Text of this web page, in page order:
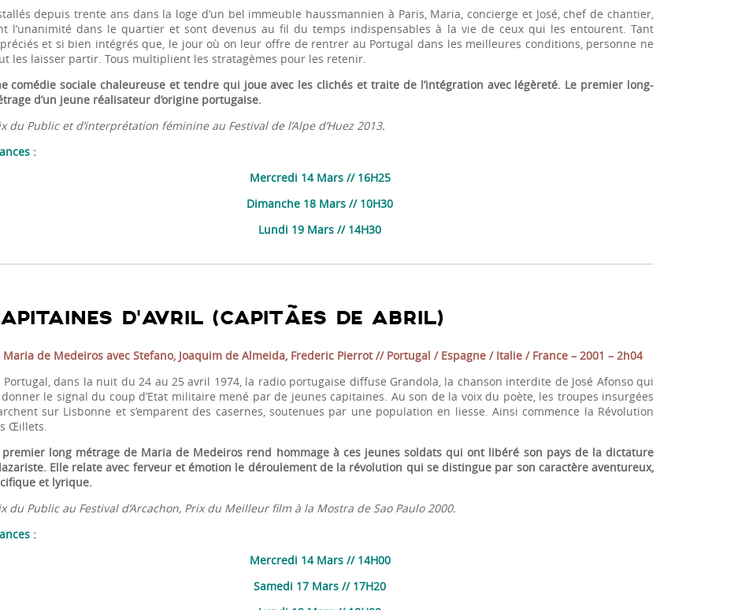
depuis trente ans dans la loge d’un bel immeuble haussmannien à Paris, Maria, concierge et José, chef de chantier,
l’unanimité dans le quartier et sont devenus au fil du temps indispensables à la vie de ceux qui les entourent. Tant
et si bien intégrés que, le jour où on leur offre de rentrer au Portugal dans les meilleures conditions, personne ne
les laisser partir. Tous multiplient les stratagèmes pour les retenir.
comédie sociale chaleureuse et tendre qui joue avec les clichés et traite de l’intégration avec légèreté. Le premier long-
d’un jeune réalisateur d’origine portugaise.
du Public et d’interprétation féminine au Festival de l’Alpe d’Huez 2013.
:
Mercredi 14 Mars // 16H25
Dimanche 18 Mars // 10H30
Lundi 19 Mars // 14H30
D’AVRIL (CAPITÃES DE ABRIL)
Maria de Medeiros avec Stefano, Joaquim de Almeida, Frederic Pierrot // Portugal / Espagne / Italie / France – 2001 – 2h04
Portugal, dans la nuit du 24 au 25 avril 1974, la radio portugaise diffuse Grandola, la chanson interdite de José Afonso qui
donner le signal du coup d’Etat militaire mené par de jeunes capitaines. Au son de la voix du poète, les troupes insurgées
sur Lisbonne et s’emparent des casernes, soutenues par une population en liesse. Ainsi commence la Révolution
Œillets.
premier long métrage de Maria de Medeiros rend hommage à ces jeunes soldats qui ont libéré son pays de la dictature
Elle relate avec ferveur et émotion le déroulement de la révolution qui se distingue par son caractère aventureux,
et lyrique.
du Public au Festival d’Arcachon, Prix du Meilleur film à la Mostra de Sao Paulo 2000.
:
Mercredi 14 Mars // 14H00
Samedi 17 Mars // 17H20